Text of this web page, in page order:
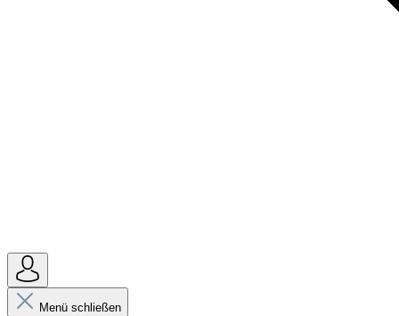
Menü schließen